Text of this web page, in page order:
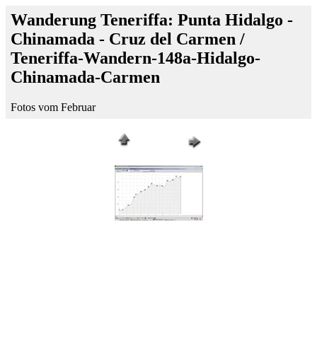
Wanderung Teneriffa: Punta Hidalgo -
Chinamada - Cruz del Carmen /
Teneriffa-Wandern-148a-Hidalgo-
Chinamada-Carmen
Fotos vom Februar